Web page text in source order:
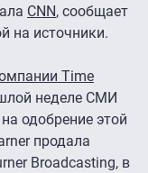
CNN, сообщает
на источники.
Time
неделе СМИ
одобрение этой
продала
Broadcasting, в